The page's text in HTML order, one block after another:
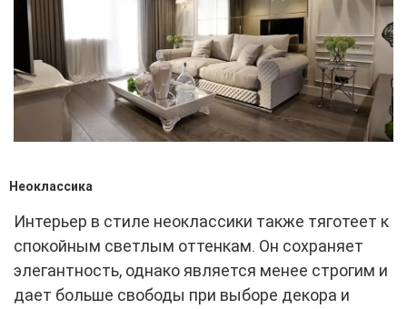
Неоклассика
Интерьер в стиле неоклассики также тяготеет к
спокойным светлым оттенкам. Он сохраняет
элегантность, однако является менее строгим и
дает больше свободы при выборе декора и